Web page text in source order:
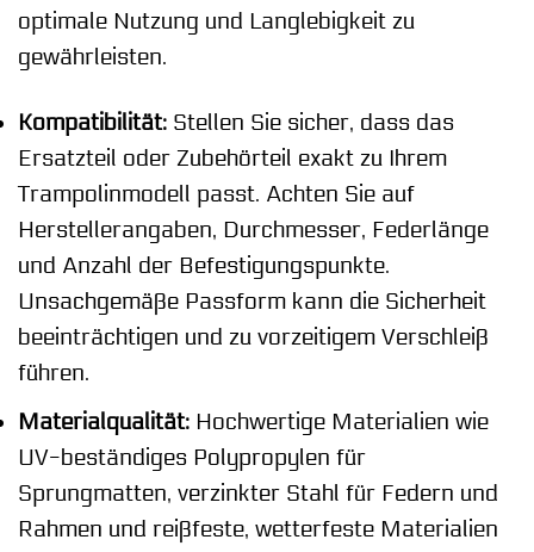
optimale Nutzung und Langlebigkeit zu
gewährleisten.
Kompatibilität: Stellen Sie sicher, dass das
Ersatzteil oder Zubehörteil exakt zu Ihrem
Trampolinmodell passt. Achten Sie auf
Herstellerangaben, Durchmesser, Federlänge
und Anzahl der Befestigungspunkte.
Unsachgemäße Passform kann die Sicherheit
beeinträchtigen und zu vorzeitigem Verschleiß
führen.
Materialqualität: Hochwertige Materialien wie
UV-beständiges Polypropylen für
Sprungmatten, verzinkter Stahl für Federn und
Rahmen und reißfeste, wetterfeste Materialien